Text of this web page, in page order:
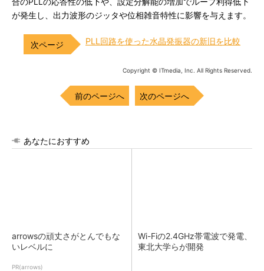
が発生し、出力波形のジッタや位相雑音特性に影響を与えます。
PLL回路を使った水晶発振器の新旧を比較
Copyright © ITmedia, Inc. All Rights Reserved.
前のページへ 次のページへ
あなたにおすすめ
arrowsの頑丈さがとんでもな
いレベルに
PR(arrows)
Wi-Fiの2.4GHz帯電波で発電、
東北大学らが開発